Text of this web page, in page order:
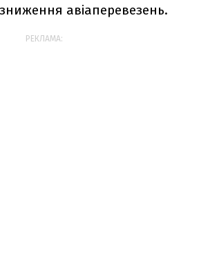
зниження авіаперевезень.
РЕКЛАМА: